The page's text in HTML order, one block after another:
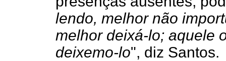
lendo, melhor não
melhor deixá-lo; aquele
deixemo-lo", diz Santos.